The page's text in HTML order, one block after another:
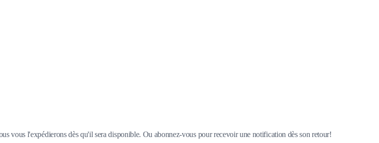
vous l'expédierons dès qu'il sera disponible. Ou abonnez-vous pour recevoir une notification dès son retour!